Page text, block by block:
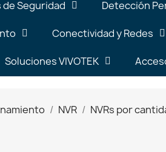
de Seguridad Detección
Conectividad y Redes
Soluciones VIVOTEK
NVR NVRs por